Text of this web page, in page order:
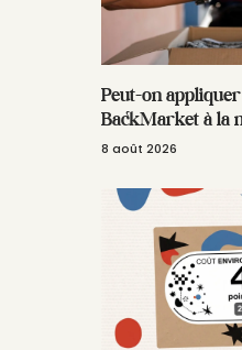
Peut-on
BackMarket à la
8 août 2026